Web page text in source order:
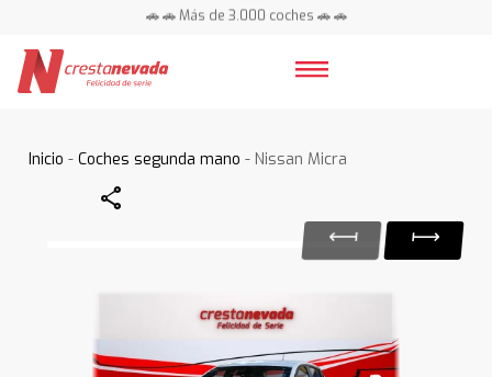
🚗 🚗 Más de 3.000 coches 🚗 🚗
Inicio -Coches segunda mano - Nissan Micra
Share